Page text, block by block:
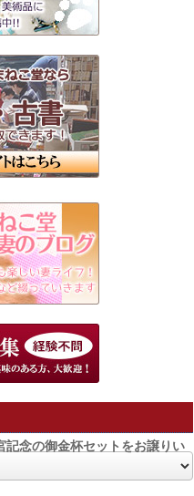
念の御金杯セットをお譲りい